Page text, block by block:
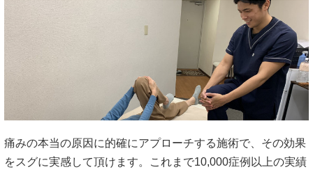
痛みの本当の原因に的確にアプローチする施術で、その効果
をスグに実感して頂けます。これまで10,000症例以上の実績